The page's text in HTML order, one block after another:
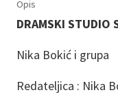
Opis
DRAMSKI
Nika Bokić i grupa
Redateljica : Nika